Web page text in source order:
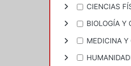
CIENCIAS
BIOLOGÍA Y
MEDICINA